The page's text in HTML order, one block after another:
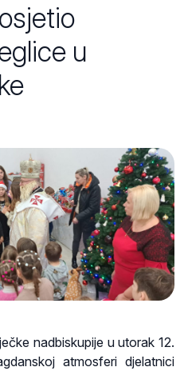
u
nadbiskupije u utorak 12.
atmosferi djelatnici